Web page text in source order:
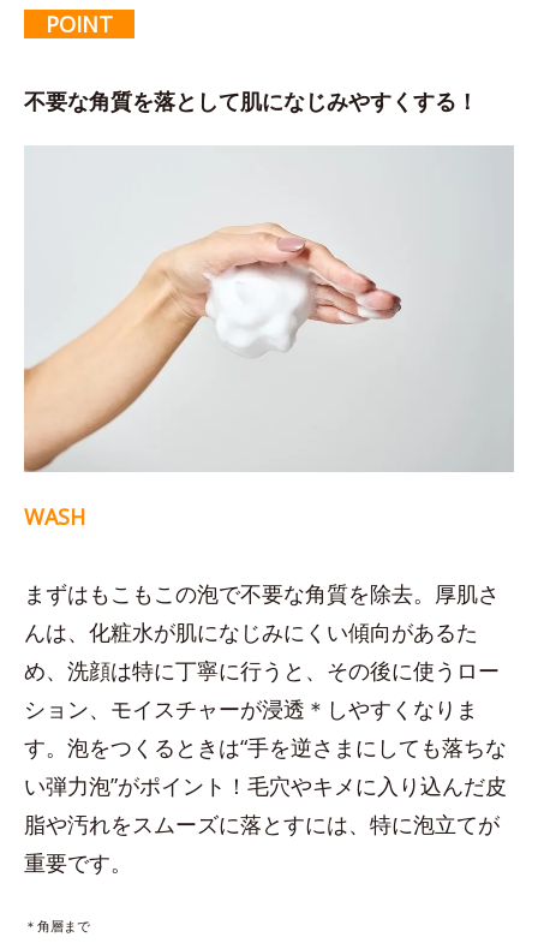
POINT
不要な角質を落として肌になじみやすくする！
WASH
まずはもこもこの泡で不要な角質を除去。厚肌さ
んは、化粧水が肌になじみにくい傾向があるた
め、洗顔は特に丁寧に行うと、その後に使うロー
ション、モイスチャーが浸透＊しやすくなりま
す。泡をつくるときは“手を逆さまにしても落ちな
い弾力泡”がポイント！毛穴やキメに入り込んだ皮
脂や汚れをスムーズに落とすには、特に泡立てが
重要です。
＊角層まで